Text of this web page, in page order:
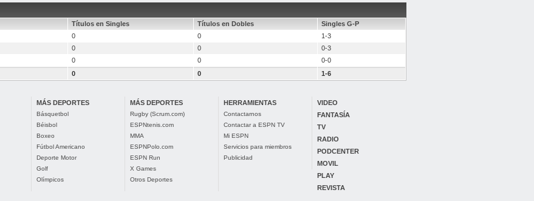
Títulos en Singles Títulos en Dobles
Singles G-P
0 0
1-3
0 0
0-3
0 0
0-0
0 0 1-6
MÁS DEPORTES
Básquetbol
Béisbol
Boxeo
Fútbol Americano
Deporte Motor
Golf
Olímpicos
MÁS DEPORTES
Rugby (Scrum.com)
ESPNtenis.com
MMA
ESPNPolo.com
ESPN Run
X Games
Otros Deportes
HERRAMIENTAS
Contactarnos
Contactar a ESPN TV
Mi ESPN
Servicios para miembros
Publicidad
VIDEO
FANTASÍA
TV
RADIO
PODCENTER
MOVIL
PLAY
REVISTA